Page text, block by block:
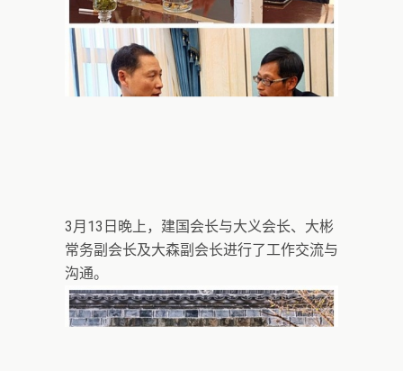
3月13日晚上，建国会长与大义会长、大彬
常务副会长及大森副会长进行了工作交流与
沟通。